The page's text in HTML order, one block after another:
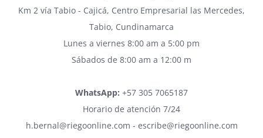
Km 2 vía Tabio - Cajicá, Centro Empresarial las Mercedes,
Tabio, Cundinamarca
Lunes a viernes 8:00 am a 5:00 pm
Sábados de 8:00 am a 12:00 m
WhatsApp: +57 305 7065187
Horario de atención 7/24
h.bernal@riegoonline.com - escribe@riegoonline.com